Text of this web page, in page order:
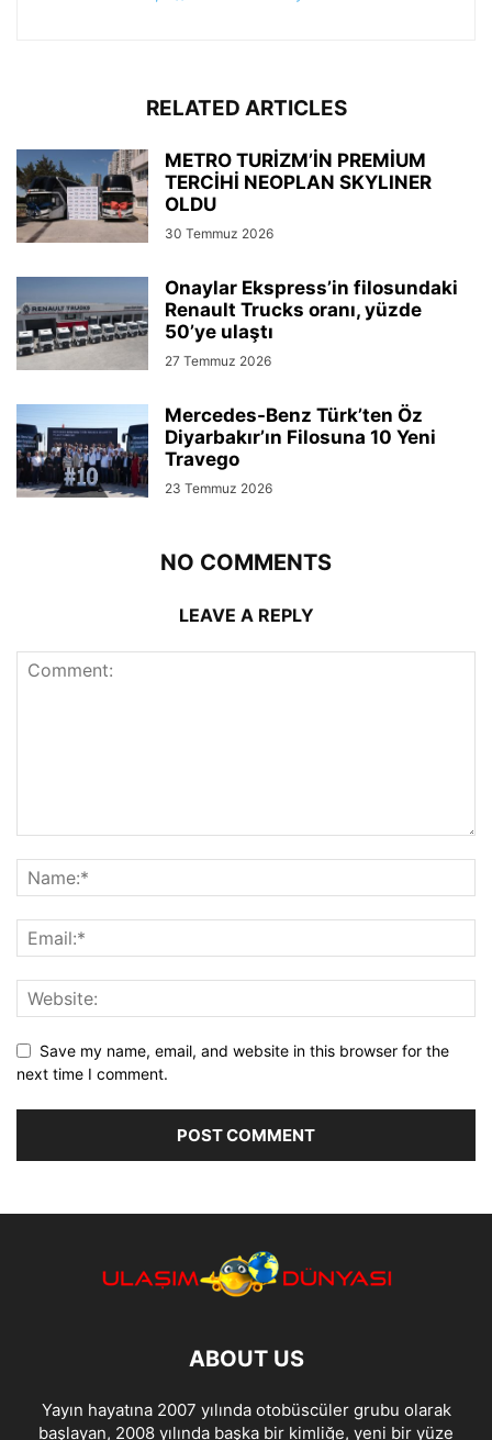
RELATED ARTICLES
METRO TURİZM’İN PREMİUM
TERCİHİ NEOPLAN SKYLINER
OLDU
30 Temmuz 2026
Onaylar Ekspress’in filosundaki
Renault Trucks oranı, yüzde
50’ye ulaştı
27 Temmuz 2026
Mercedes-Benz Türk’ten Öz
Diyarbakır’ın Filosuna 10 Yeni
Travego
23 Temmuz 2026
NO COMMENTS
LEAVE A REPLY
Save my name, email, and website in this browser for the
next time I comment.
ABOUT US
Yayın hayatına 2007 yılında otobüscüler grubu olarak
başlayan, 2008 yılında başka bir kimliğe, yeni bir yüze